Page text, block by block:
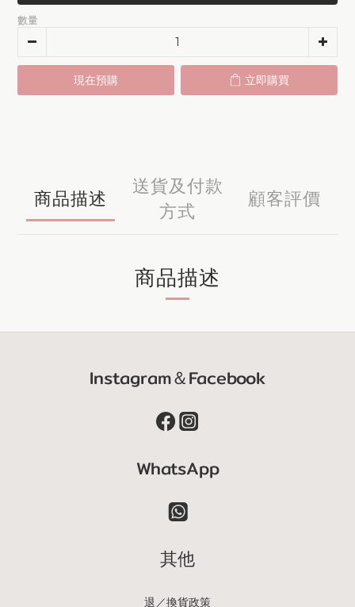
數量
現在預購 立即購買
商品描述
送貨及付款
方式
顧客評價
商品描述
Instagram＆Facebook
WhatsApp
其他
退／換貨政策